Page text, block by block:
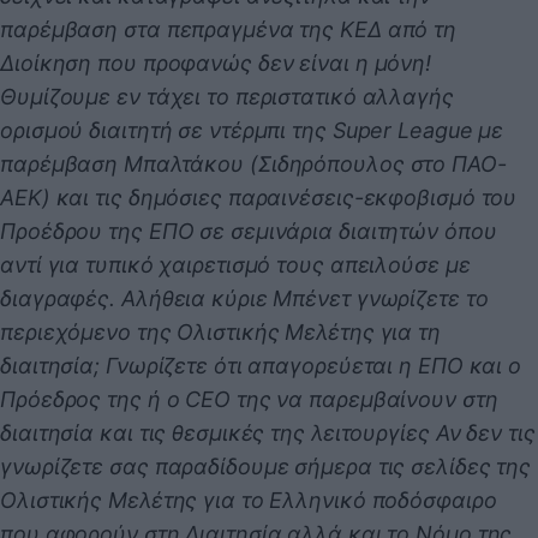
παρέμβαση στα πεπραγμένα της ΚΕΔ από τη
Διοίκηση που προφανώς δεν είναι η μόνη!
Θυμίζουμε εν τάχει το περιστατικό αλλαγής
ορισμού διαιτητή σε ντέρμπι της Super League με
παρέμβαση Μπαλτάκου (Σιδηρόπουλος στο ΠΑΟ-
ΑΕΚ) και τις δημόσιες παραινέσεις-εκφοβισμό του
Προέδρου της ΕΠΟ σε σεμινάρια διαιτητών όπου
αντί για τυπικό χαιρετισμό τους απειλούσε με
διαγραφές. Αλήθεια κύριε Μπένετ γνωρίζετε το
περιεχόμενο της Ολιστικής Μελέτης για τη
διαιτησία; Γνωρίζετε ότι απαγορεύεται η ΕΠΟ και ο
Πρόεδρος της ή ο CEO της να παρεμβαίνουν στη
διαιτησία και τις θεσμικές της λειτουργίες Αν δεν τις
γνωρίζετε σας παραδίδουμε σήμερα τις σελίδες της
Ολιστικής Μελέτης για το Ελληνικό ποδόσφαιρο